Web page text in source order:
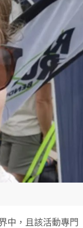
中，且該活動專門